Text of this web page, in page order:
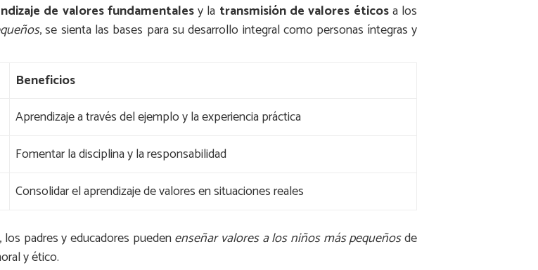
de valores fundamentalesy la transmisión de valores éticosa los
, se sienta las bases para su desarrollo integral como personas íntegras y
Beneficios
Aprendizaje a través del ejemplo y la experiencia práctica
Fomentar la disciplina y la responsabilidad
Consolidar el aprendizaje de valores en situaciones reales
padres y educadores puedenenseñar valores a los niños más pequeñosde
y ético.